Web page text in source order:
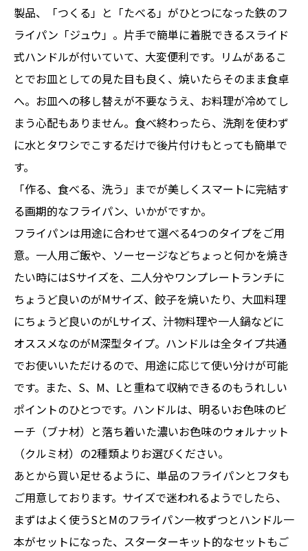
製品、「つくる」と「たべる」がひとつになった鉄のフ
ライパン「ジュウ」。片手で簡単に着脱できるスライド
式ハンドルが付いていて、大変便利です。リムがあるこ
とでお皿としての見た目も良く、焼いたらそのまま食卓
へ。お皿への移し替えが不要なうえ、お料理が冷めてし
まう心配もありません。食べ終わったら、洗剤を使わず
に水とタワシでこするだけで後片付けもとっても簡単で
す。
「作る、食べる、洗う」までが美しくスマートに完結す
る画期的なフライパン、いかがですか。
フライパンは用途に合わせて選べる4つのタイプをご用
意。一人用ご飯や、ソーセージなどちょっと何かを焼き
たい時にはSサイズを、二人分やワンプレートランチに
ちょうど良いのがMサイズ、餃子を焼いたり、大皿料理
にちょうど良いのがLサイズ、汁物料理や一人鍋などに
オススメなのがM深型タイプ。ハンドルは全タイプ共通
でお使いいただけるので、用途に応じて使い分けが可能
です。また、S、M、Lと重ねて収納できるのもうれしい
ポイントのひとつです。ハンドルは、明るいお色味のビ
ーチ（ブナ材）と落ち着いた濃いお色味のウォルナット
（クルミ材）の2種類よりお選びください。
あとから買い足せるように、単品のフライパンとフタも
ご用意しております。サイズで迷われるようでしたら、
まずはよく使うSとMのフライパン一枚ずつとハンドル一
本がセットになった、スターターキット的なセットもご